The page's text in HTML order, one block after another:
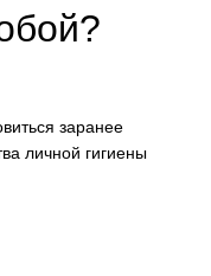
заранее
личной гигиены